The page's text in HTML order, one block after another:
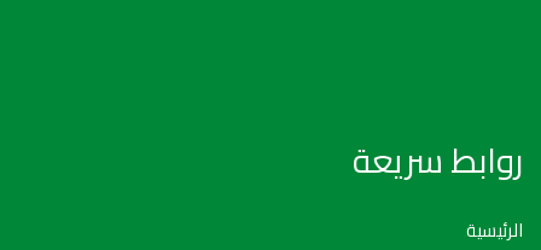
روابط سريعة
الرئيسية